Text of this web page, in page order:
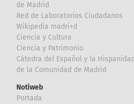
de Madrid
Red de Laboratorios Ciudadanos
Wikipedia madri+d
Ciencia y Cultura
Ciencia y Patrimonio
Cátedra del Español y la
de la Comunidad de Madrid
Notiweb
Portada